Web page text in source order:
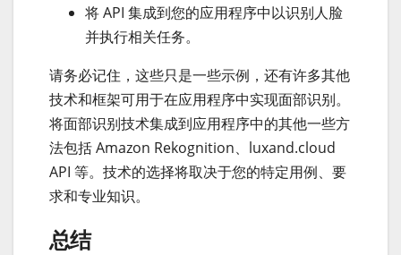
将 API 集成到您的应用程序中以识别人脸
并执行相关任务。
请务必记住，这些只是一些示例，还有许多其他
技术和框架可用于在应用程序中实现面部识别。
将面部识别技术集成到应用程序中的其他一些方
法包括 Amazon Rekognition、luxand.cloud
API 等。技术的选择将取决于您的特定用例、要
求和专业知识。
总结